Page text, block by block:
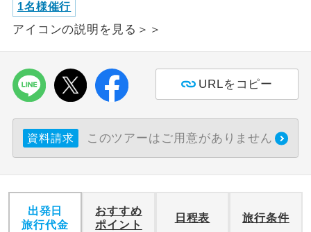
1名様催行
アイコンの説明を見る＞＞
URLをコピー
資料請求 このツアーはご用意がありません
出発日
旅行代金
おすすめ
ポイント
日程表 旅行条件
航空会社指定
画にとても便利です。
す。
おひとり様バ
おひとり様でバス席を2席利⽤できま